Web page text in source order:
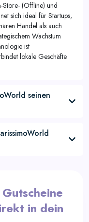
Store- (Offline) und
sich ideal für Startups,
Handel als auch
Wachstum
ist
lokale Geschäfte
seinen
in dein